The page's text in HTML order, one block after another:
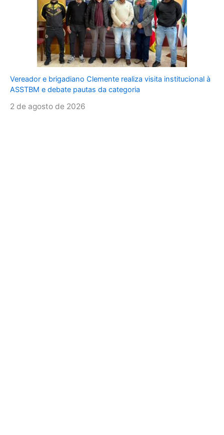
Vereador e brigadiano Clemente realiza visita institucional à
ASSTBM e debate pautas da categoria
2 de agosto de 2026